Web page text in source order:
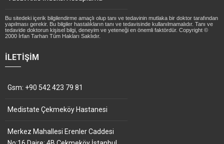
Bu sitedeki içerik bilgilendirme amaçlı olup tanı ve tedavinin mutlaka bir doktor tarafından
yapılması gerekir. Bu bilgiler hastalıkların tanı ve tedavisinde kullanılmamalıdır. Tanı ve
tedavide doktorun kişisel bilgi, deneyim ve yeteneği en önemli faktördür. Copyright ©
2000 İrfan Tarhan Tüm Hakları Saklıdır.
İLETIŞIM
Gsm: +90 542 423 79 81
Medistate Çekmeköy Hastanesi
Merkez Mahallesi Erenler Caddesi